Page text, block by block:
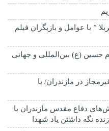
فرمانده لشکر عملیاتی ۲۵ کربلا ” با عوامل و بازیگران فیلم
حسین (ع) بین‌المللی و جهانی
غیرمجاز در مازندران/ با
دفاع مقدس مازندران با
زنده نگه داشتن یاد شهدا